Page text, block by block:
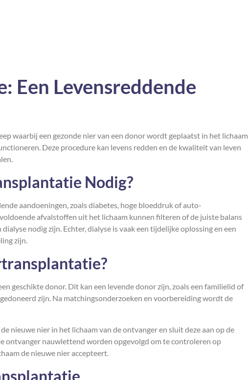
Een Levensreddende
waarbij een gezonde nier van een donor wordt geplaatst in het lichaam
Deze procedure kan levens redden en de kwaliteit van leven
Nodig?
aandoeningen, zoals diabetes, hoge bloeddruk of auto-
afvalstoffen uit het lichaam kunnen filteren of de juiste balans
nodig zijn. Echter, dialyse is vaak een tijdelijke oplossing en een
zijn.
geschikte donor. Dit kan een levende donor zijn, zoals een familielid of
zijn. Na matchingsonderzoeken en voorbereiding wordt de
nieuwe nier in het lichaam van de ontvanger en sluit deze aan op de
ontvanger nauwlettend worden opgevolgd om te controleren op
de nieuwe nier accepteert.